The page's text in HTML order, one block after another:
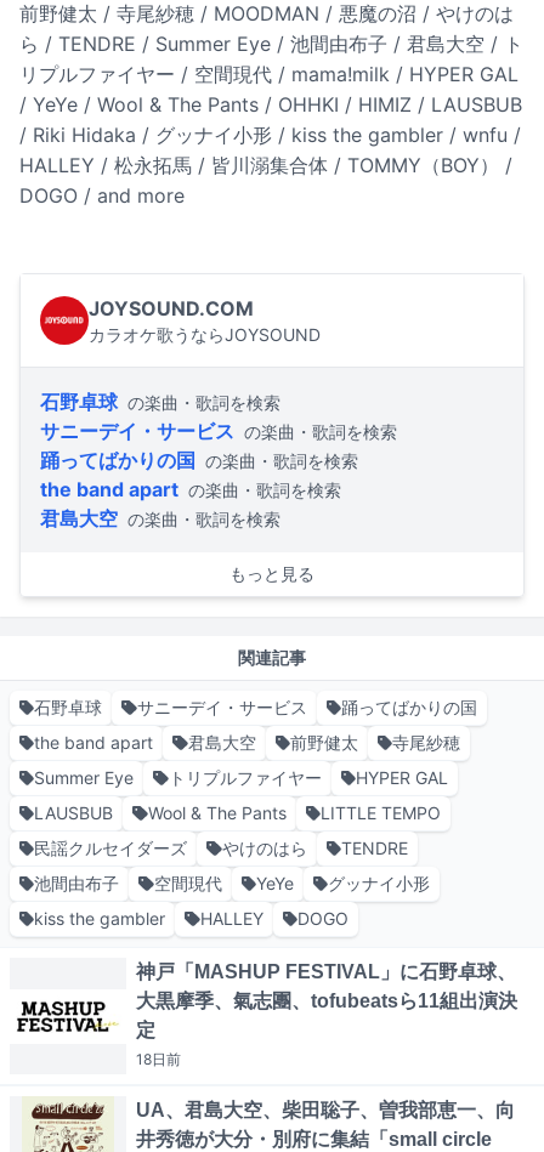
前野健太 / 寺尾紗穂 / MOODMAN / 悪魔の沼 / やけのは
ら / TENDRE / Summer Eye / 池間由布子 / 君島大空 / ト
リプルファイヤー / 空間現代 / mama!milk / HYPER GAL
/ YeYe / Wool & The Pants / OHHKI / HIMIZ / LAUSBUB
/ Riki Hidaka / グッナイ小形 / kiss the gambler / wnfu /
HALLEY / 松永拓馬 / 皆川溺集合体 / TOMMY（BOY） /
DOGO / and more
JOYSOUND.COM
カラオケ歌うならJOYSOUND
石野卓球 の楽曲・歌詞を検索
サニーデイ・サービス の楽曲・歌詞を検索
踊ってばかりの国 の楽曲・歌詞を検索
the band apart の楽曲・歌詞を検索
君島大空 の楽曲・歌詞を検索
もっと見る
関連記事
石野卓球 サニーデイ・サービス
踊ってばかりの国
the band apart
君島大空 前野健太
寺尾紗穂
Summer Eye
トリプルファイヤー
HYPER GAL
LAUSBUB
Wool & The Pants
LITTLE TEMPO
民謡クルセイダーズ
やけのはら
TENDRE
池間由布子
空間現代 YeYe
グッナイ小形
kiss the gambler
HALLEY DOGO
神戸「MASHUP FESTIVAL」に石野卓球、
大黒摩季、氣志團、tofubeatsら11組出演決
定
18日前
UA、君島大空、柴田聡子、曽我部恵一、向
井秀徳が大分・別府に集結「small circle